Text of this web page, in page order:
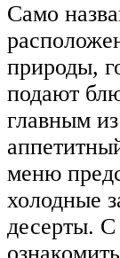
Само
природы,
подают
главным
меню
холодные
десерты.